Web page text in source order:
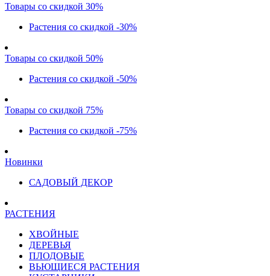
Товары со скидкой 30%
Растения со скидкой -30%
Товары со скидкой 50%
Растения со скидкой -50%
Товары со скидкой 75%
Растения со скидкой -75%
Новинки
САДОВЫЙ ДЕКОР
РАСТЕНИЯ
ХВОЙНЫЕ
ДЕРЕВЬЯ
ПЛОДОВЫЕ
ВЬЮЩИЕСЯ РАСТЕНИЯ